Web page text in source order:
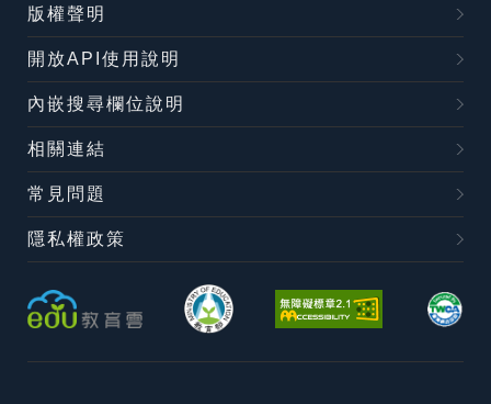
版權聲明
開放API使用說明
內嵌搜尋欄位說明
相關連結
常見問題
隱私權政策